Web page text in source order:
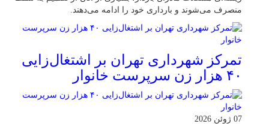
منصرف می‌شوند و بارداری خود را ادامه می‌دهند.
تمرکز شهرداری تهران بر اشتغال‌زایی
۴۰ هزار زن سرپرست خانوار
07 ژوئن 2026